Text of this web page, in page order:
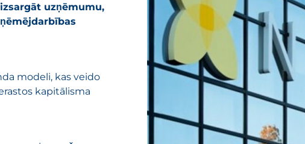
uzņēmumu,
modeli, kas veido
kapitālisma